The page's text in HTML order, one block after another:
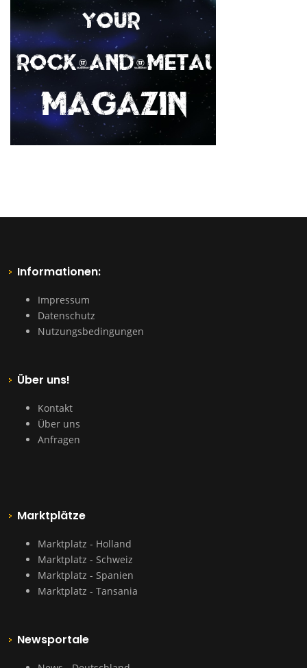
Informationen:
Impressum
Datenschutz
Nutzungsbedingungen
Über uns!
Kontakt
Über uns
Anfragen
Marktplätze
Marktplatz - Holland
Marktplatz - Schweiz
Marktplatz - Spanien
Marktplatz - Tansania
Newsportale